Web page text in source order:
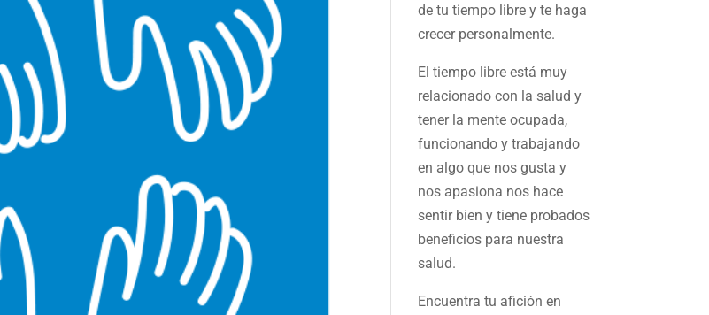
de tu tiempo libre y te haga
crecer personalmente.
El tiempo libre está muy
relacionado con la salud y
tener la mente ocupada,
funcionando y trabajando
en algo que nos gusta y
nos apasiona nos hace
sentir bien y tiene probados
beneficios para nuestra
salud.
Encuentra tu afición en